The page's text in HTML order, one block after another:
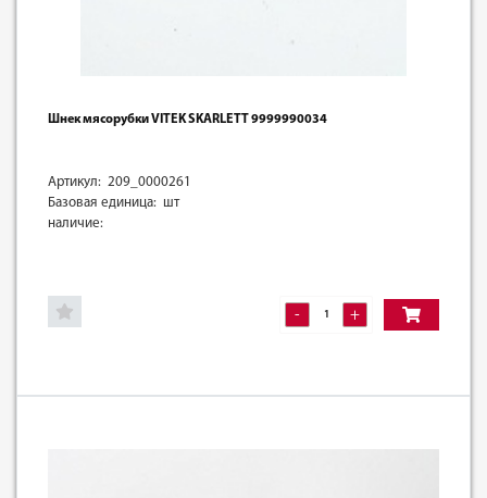
Шнек мясорубки VITEK SKARLETT 9999990034
Артикул: 209_0000261
Базовая единица: шт
наличие:
- +